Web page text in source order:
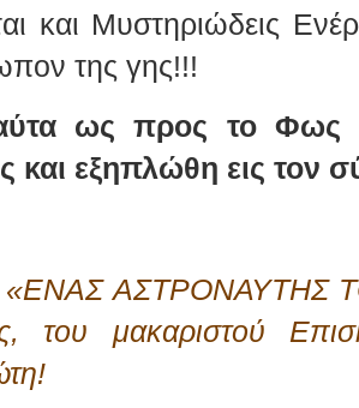
και Μυστηριώδεις
της γης!!!
ως προς το Φως
και εξηπλώθη εις τον
«ΕΝΑΣ ΑΣΤΡΟΝΑΥΤΗΣ
του μακαριστού